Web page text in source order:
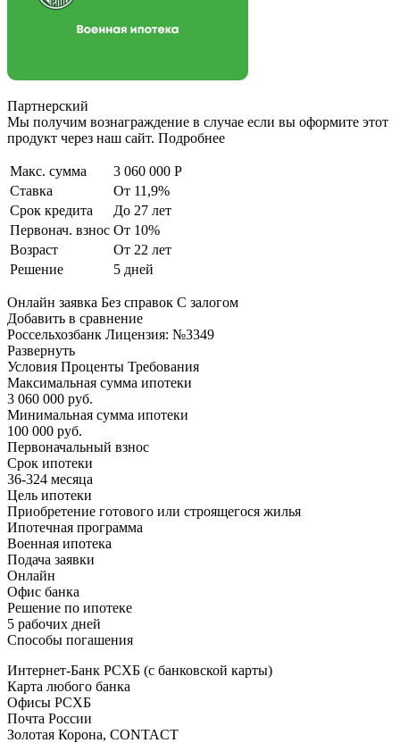
Партнерский
Мы получим вознаграждение в случае если вы оформите этот
продукт через наш сайт. Подробнее
Макс. сумма
3 060 000 Р
Ставка
От 11,9%
Срок кредита
До 27 лет
Первонач. взнос От 10%
Возраст
От 22 лет
Решение
5 дней
Онлайн заявка Без справок С залогом
Добавить в сравнение
Россельхозбанк Лицензия: №3349
Развернуть
Условия Проценты Требования
Максимальная сумма ипотеки
3 060 000 руб.
Минимальная сумма ипотеки
100 000 руб.
Первоначальный взнос
Срок ипотеки
36-324 месяца
Цель ипотеки
Приобретение готового или строящегося жилья
Ипотечная программа
Военная ипотека
Подача заявки
Онлайн
Офис банка
Решение по ипотеке
5 рабочих дней
Способы погашения
Интернет-Банк РСХБ (с банковской карты)
Карта любого банка
Офисы РСХБ
Почта России
Золотая Корона, CONTACT